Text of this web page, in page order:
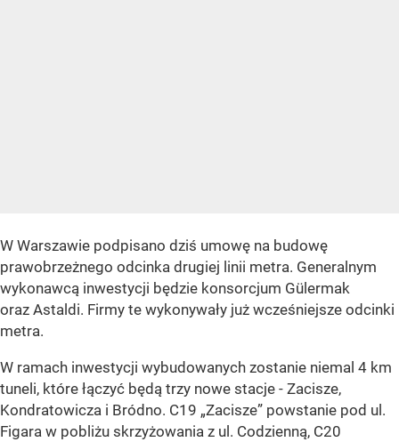
W Warszawie podpisano dziś umowę na budowę
prawobrzeżnego odcinka drugiej linii metra. Generalnym
wykonawcą inwestycji będzie konsorcjum Gülermak
oraz Astaldi. Firmy te wykonywały już wcześniejsze odcinki
metra.
W ramach inwestycji wybudowanych zostanie niemal 4 km
tuneli, które łączyć będą trzy nowe stacje - Zacisze,
Kondratowicza i Bródno. C19 „Zacisze” powstanie pod ul.
Figara w pobliżu skrzyżowania z ul. Codzienną, C20